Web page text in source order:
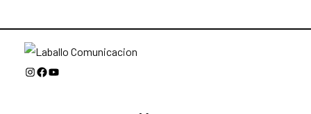
Instagram
Facebook
YouTube